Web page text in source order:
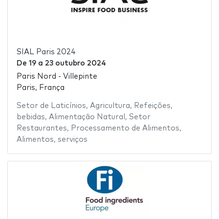
SIAL Paris 2024
De 19a 23 outubro 2024
Paris Nord - Villepinte
Paris, França
Setor de Laticínios, Agricultura, Refeições,
bebidas, Alimentação Natural , Setor
Restaurantes, Processamento de Alimentos,
Alimentos, serviços